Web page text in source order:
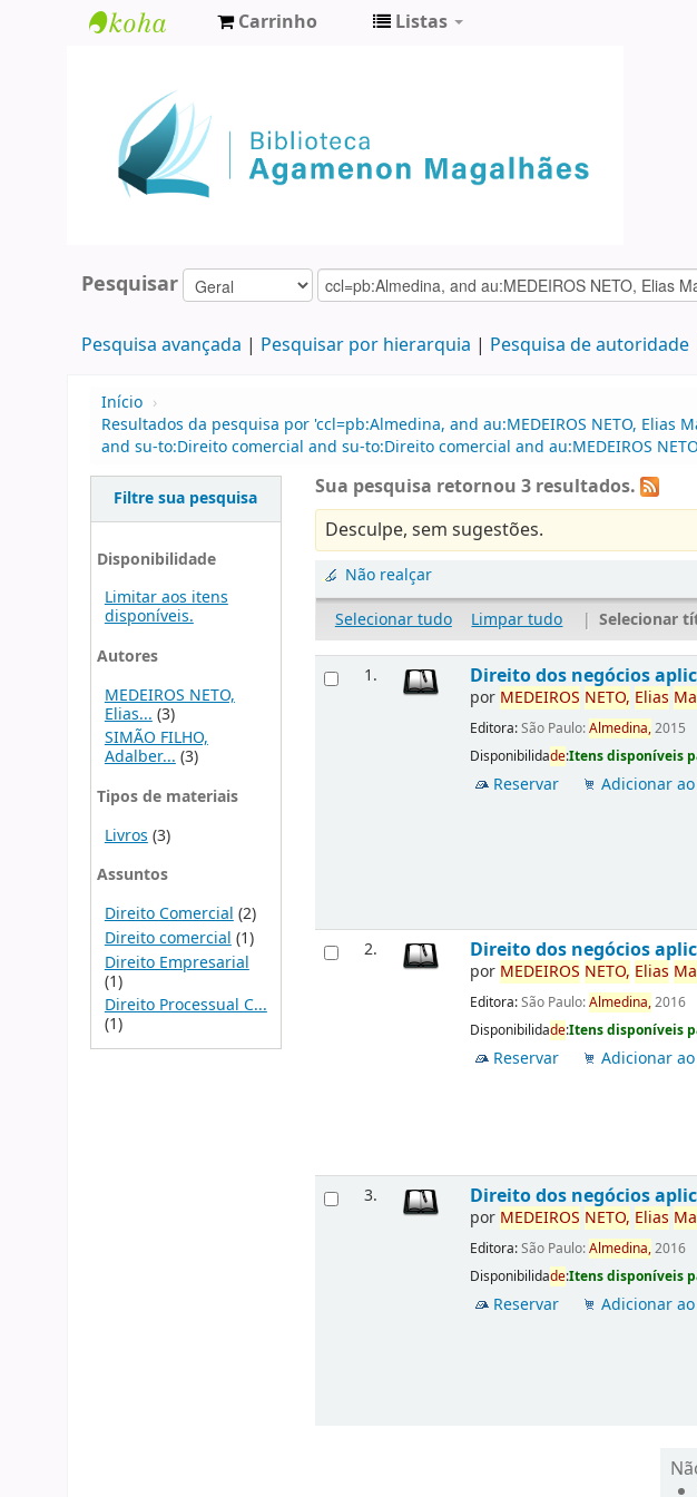
Agamenon
Magalhães
Carrinho Listas
Pesquisar
Pesquisa avançada Pesquisar por hierarquia Pesquisa de autoridade
Início ›
Resultados da pesquisa por 'ccl=pb:Almedina, and au:MEDEIROS NETO,
and su-to:Direito comercial and su-to:Direito comercial and au:MEDEIROS
Filtre sua pesquisa
Disponibilidade
Limitar aos itens
disponíveis.
Autores
MEDEIROS NETO,
Elias... (3)
SIMÃO FILHO,
Adalber...(3)
Tipos de materiais
Livros (3)
Assuntos
Direito Comercial (2)
Direito comercial (1)
Direito Empresarial
(1)
Direito Processual C...
(1)
Sua pesquisa retornou 3 resultados.
Desculpe, sem sugestões.
Não realçar
Selecionar tudo
Limpar tudo | Selecionar
1. Direito dos negócios
por MEDEIROS NETO, Elias
Editora:São Paulo:Almedina,2015
Disponibilidade:Itens disponíveis
Reservar Adicionar
2. Direito dos negócios
por MEDEIROS NETO, Elias
Editora:São Paulo:Almedina,2016
Disponibilidade:Itens disponíveis
Reservar Adicionar
3. Direito dos negócios
por MEDEIROS NETO, Elias
Editora:São Paulo:Almedina,2016
Disponibilidade:Itens disponíveis
Reservar Adicionar